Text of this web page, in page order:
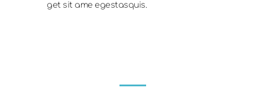
get sit ame egestasquis.